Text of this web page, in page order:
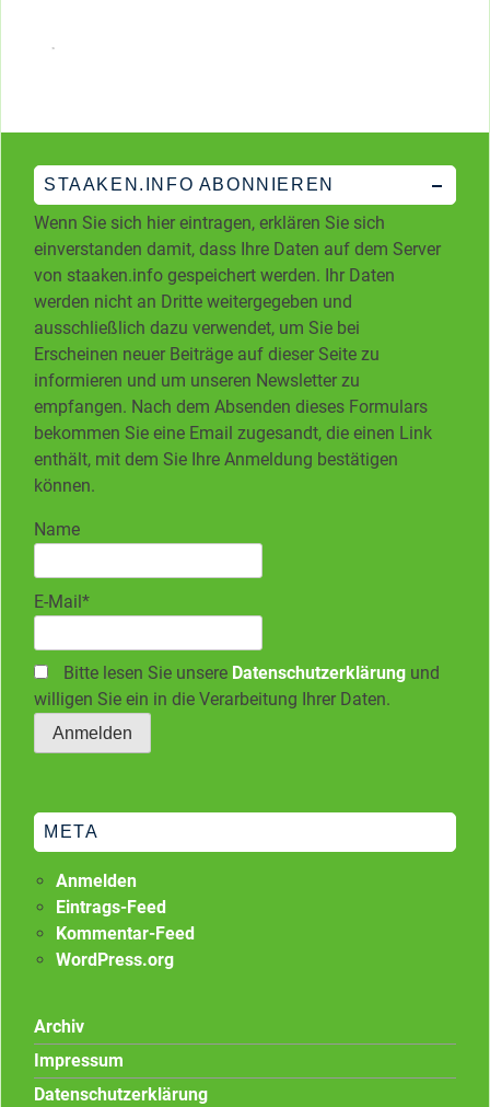
STAAKEN.INFO ABONNIEREN
Wenn Sie sich hier eintragen, erklären Sie sich
einverstanden damit, dass Ihre Daten auf dem Server
von staaken.info gespeichert werden. Ihr Daten
werden nicht an Dritte weitergegeben und
ausschließlich dazu verwendet, um Sie bei
Erscheinen neuer Beiträge auf dieser Seite zu
informieren und um unseren Newsletter zu
empfangen. Nach dem Absenden dieses Formulars
bekommen Sie eine Email zugesandt, die einen Link
enthält, mit dem Sie Ihre Anmeldung bestätigen
können.
Name
E-Mail*
Bitte lesen Sie unsere Datenschutzerklärung und
willigen Sie ein in die Verarbeitung Ihrer Daten.
META
Anmelden
Eintrags-Feed
Kommentar-Feed
WordPress.org
Archiv
Impressum
Datenschutzerklärung